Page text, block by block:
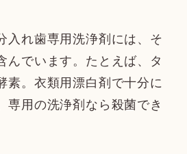
入れ歯専用洗浄剤には、そ
んでいます。たとえば、タ
素。衣類用漂白剤で十分に
専用の洗浄剤なら殺菌でき